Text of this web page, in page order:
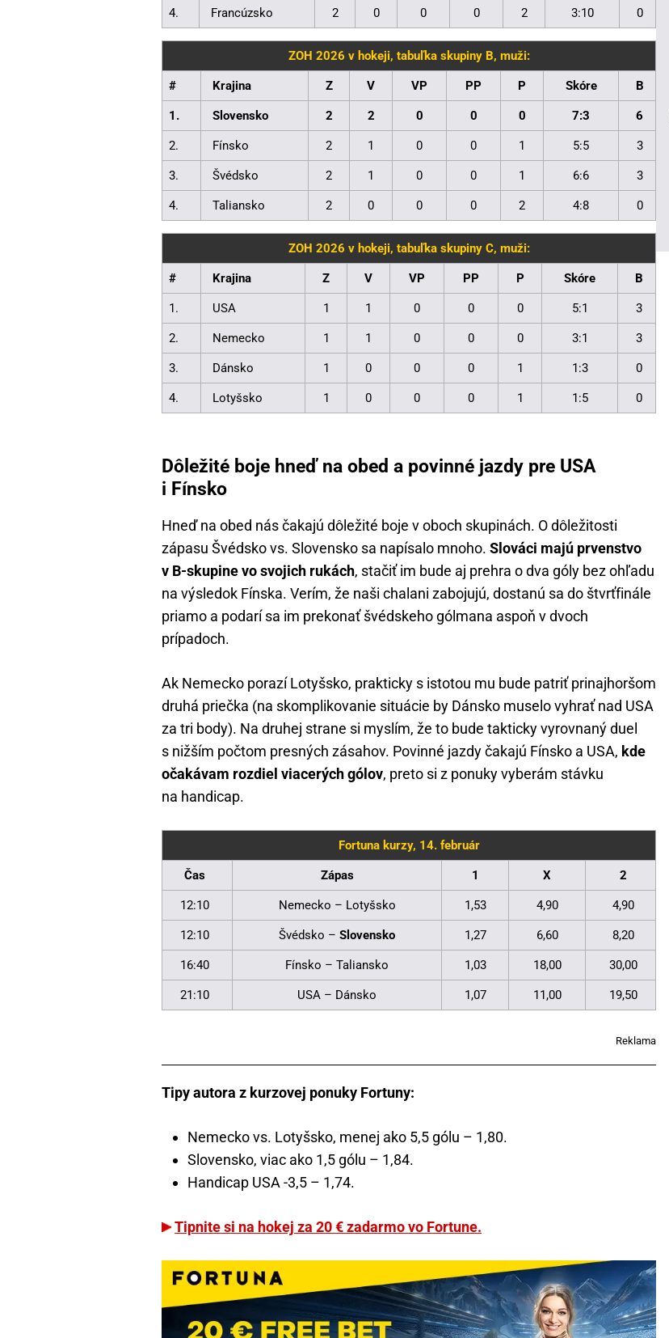
4. Francúzsko 2 0 0 0 2 3:10 0
ZOH 2026 v hokeji, tabuľka skupiny B, muži:
# Krajina Z V VP PP P Skóre B
1. Slovensko 2 2 0 0 0 7:3 6
2. Fínsko 2 1 0 0 1 5:5 3
3. Švédsko 2 1 0 0 1 6:6 3
4. Taliansko 2 0 0 0 2 4:8 0
ZOH 2026 v hokeji, tabuľka skupiny C, muži:
# Krajina Z V VP PP P Skóre B
1. USA 1 1 0 0 0 5:1 3
2. Nemecko 1 1 0 0 0 3:1 3
3. Dánsko 1 0 0 0 1 1:3 0
4. Lotyšsko 1 0 0 0 1 1:5 0
Dôležité boje hneď na obed a povinné jazdy pre USA
i Fínsko
Hneď na obed nás čakajú dôležité boje v oboch skupinách. O dôležitosti
zápasu Švédsko vs. Slovensko sa napísalo mnoho. Slováci majú prvenstvo
v B-skupine vo svojich rukách, stačiť im bude aj prehra o dva góly bez ohľadu
na výsledok Fínska. Verím, že naši chalani zabojujú, dostanú sa do štvrťfinále
priamo a podarí sa im prekonať švédskeho gólmana aspoň v dvoch
prípadoch.
Ak Nemecko porazí Lotyšsko, prakticky s istotou mu bude patriť prinajhoršom
druhá priečka (na skomplikovanie situácie by Dánsko muselo vyhrať nad USA
za tri body). Na druhej strane si myslím, že to bude takticky vyrovnaný duel
s nižším počtom presných zásahov. Povinné jazdy čakajú Fínsko a USA, kde
očakávam rozdiel viacerých gólov, preto si z ponuky vyberám stávku
na handicap.
Fortuna kurzy, 14. február
Čas Zápas 1 X 2
12:10 Nemecko – Lotyšsko 1,53 4,90 4,90
12:10 Švédsko – Slovensko 1,27 6,60 8,20
16:40 Fínsko – Taliansko 1,03 18,00 30,00
21:10 USA – Dánsko 1,07 11,00 19,50
Reklama
Tipy autora z kurzovej ponuky Fortuny:
Nemecko vs. Lotyšsko, menej ako 5,5 gólu – 1,80.
Slovensko, viac ako 1,5 gólu – 1,84.
Handicap USA -3,5 – 1,74.
Tipnite si na hokej za 20 € zadarmo vo Fortune.